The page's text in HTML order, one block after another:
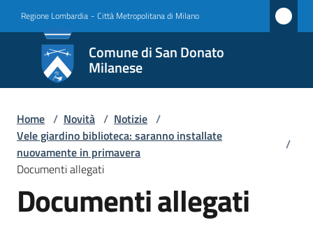
Regione Lombardia - Città Metropolitana di Milano
Comune di San Donato
Milanese
Comune
di San
Donato
Milanese
Amministrazione
Novità
Home / Novità / Notizie /
Vele giardino biblioteca: saranno installate
nuovamente in primavera
/
Documenti allegati
Documenti allegati